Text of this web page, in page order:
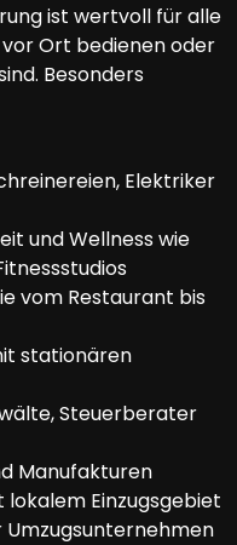
ist wertvoll für alle
Ort bedienen oder
Besonders
Elektriker
und Wellness wie
vom Restaurant bis
stationären
Steuerberater
Manufakturen
Einzugsgebiet
Umzugsunternehmen